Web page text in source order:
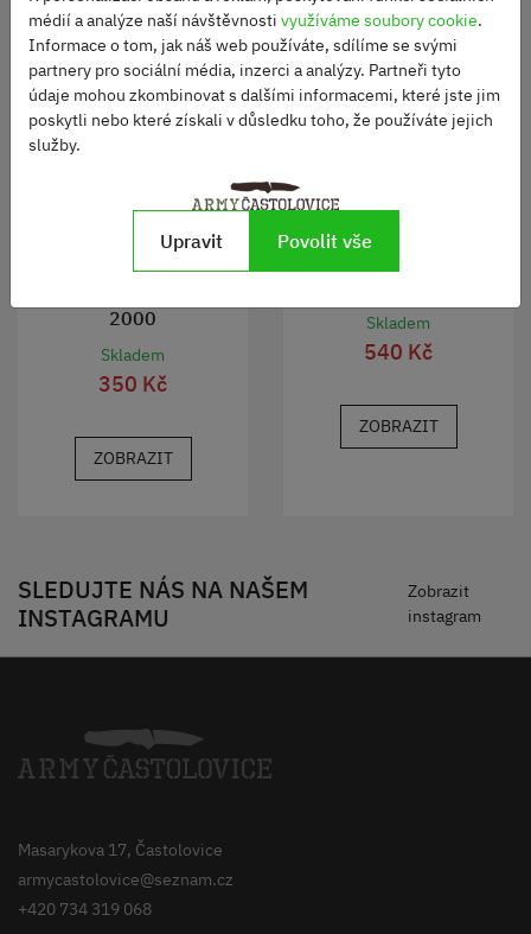
TOP
2000
Skladem
350 Kč
ZOBRAZIT
Skladem
540 Kč
ZOBRAZIT
SLEDUJTE NÁS NA NAŠEM
INSTAGRAMU
Zobrazit
instagram
Masarykova 17, Častolovice
armycastolovice@seznam.cz
+420 734 319 068
médií a analýze naší návštěvnosti využíváme soubory cookie.
Informace o tom, jak náš web používáte, sdílíme se svými
partnery pro sociální média, inzerci a analýzy. Partneři tyto
údaje mohou zkombinovat s dalšími informacemi, které jste jim
poskytli nebo které získali v důsledku toho, že používáte jejich
služby.
Upravit Povolit vše